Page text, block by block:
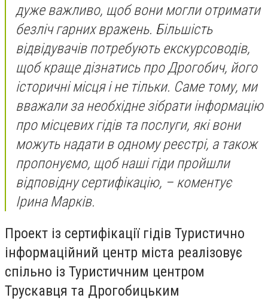
дуже важливо, щоб вони могли отримати
безліч гарних вражень. Більшість
відвідувачів потребують екскурсоводів,
щоб краще дізнатись про Дрогобич, його
історичні місця і не тільки. Саме тому, ми
вважали за необхідне зібрати інформацію
про місцевих гідів та послуги, які вони
можуть надати в одному реєстрі, а також
пропонуємо, щоб наші гіди пройшли
відповідну сертифікацію, – коментує
Ірина Марків.
Проект із сертифікації гідів Туристично
інформаційний центр міста реалізовує
спільно із Туристичним центром
Трускавця та Дрогобицьким